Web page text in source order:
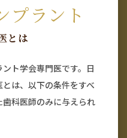
プラント
とは
ト学会専門医です。日
は、以下の条件をすべ
科医師のみに与えられ